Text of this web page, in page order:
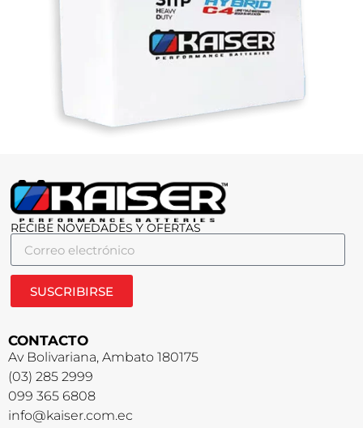
RECIBE NOVEDADES Y OFERTAS
SUSCRIBIRSE
CONTACTO
Av Bolivariana, Ambato 180175
(03) 285 2999
099 365 6808
info@kaiser.com.ec